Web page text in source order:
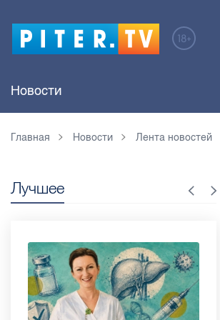
Новости
Главная Новости Лента новостей
Лучшее